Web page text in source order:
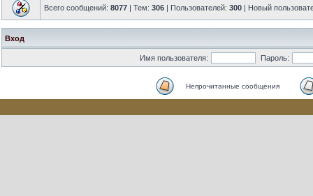
Всего сообщений: 8077 | Тем: 306 | Пользователей: 300 | Новый
Вход
Имя пользователя: Пароль:
Непрочитанные сообщения